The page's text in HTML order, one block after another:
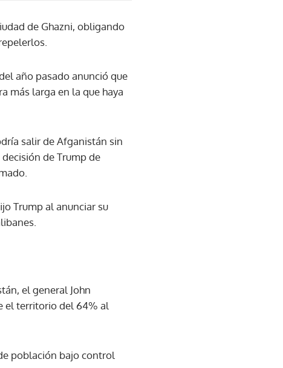
de Ghazni, obligando
año pasado anunció que
más larga en la que haya
salir de Afganistán sin
de Trump de
Trump al anunciar su
el general John
el territorio del 64% al
población bajo control